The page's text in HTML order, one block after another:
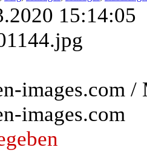
15:14:05
images.com
images.com